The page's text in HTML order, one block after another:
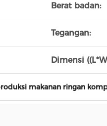
Berat badan:
Tegangan:
Dimensi
makanan ringan